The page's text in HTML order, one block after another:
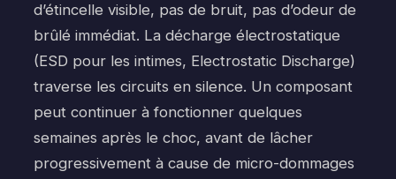
d’étincelle visible, pas de bruit, pas d’odeur de
brûlé immédiat. La décharge électrostatique
(ESD pour les intimes, Electrostatic Discharge)
traverse les circuits en silence. Un composant
peut continuer à fonctionner quelques
semaines après le choc, avant de lâcher
progressivement à cause de micro-dommages